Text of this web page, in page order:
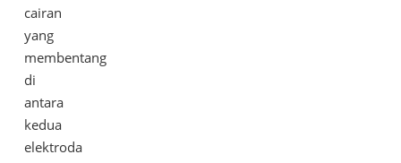
cairan
yang
membentang
di
antara
kedua
elektroda